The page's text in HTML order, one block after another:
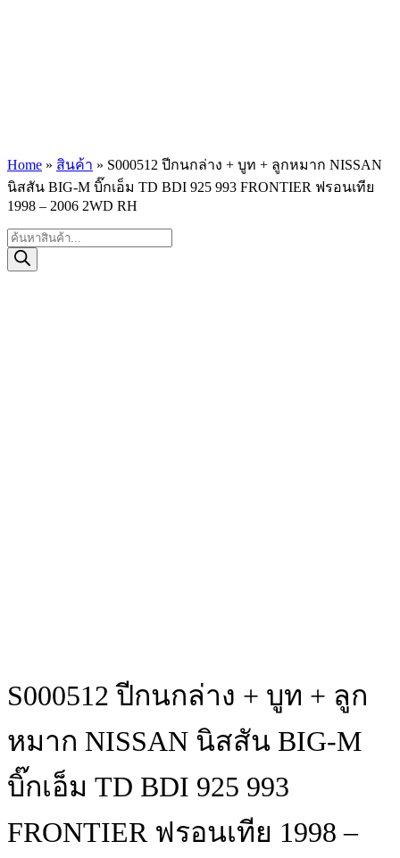
Home » สินค้า » S000512 ปีกนกล่าง + บูท + ลูกหมาก NISSAN
นิสสัน BIG-M บิ๊กเอ็ม TD BDI 925 993 FRONTIER ฟรอนเทีย
1998 – 2006 2WD RH
Products
search
S000512 ปีกนกล่าง + บูท + ลูก
หมาก NISSAN นิสสัน BIG-M
บิ๊กเอ็ม TD BDI 925 993
FRONTIER ฟรอนเทีย 1998 –